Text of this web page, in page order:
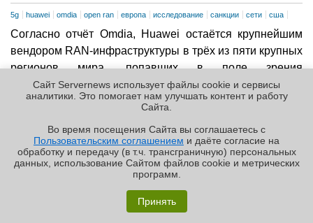
✖
5g huawei omdia open ran европа исследование санкции сети сша
Согласно отчёт Omdia, Huawei остаётся крупнейшим
вендором RAN-инфраструктуры в трёх из пяти крупных
регионов мира, попавших в поле зрения
исследователей — несмотря на жесточайшие санкции
США. Сегодня Huawei является сильной как никогда, в
чем в 2020 году, т.е. до начала давления США на
компанию и её партнёров, сообщает блогIEEE
ComSoc .
В Азии и Океании, на Ближнем Востоке и в Африке, в
Латинской Америке и Карибском бассейне компания
Сайт Servernews использует файлы cookie и сервисы
аналитики. Это помогает нам улучшать контент и работу
Cайта.
Во время посещения Cайта вы соглашаетесь с
Пользовательским соглашением и даёте согласие на
обработку и передачу (в т.ч. трансграничную) персональных
данных, использование Cайтом файлов cookie и метрических
программ.
Принять